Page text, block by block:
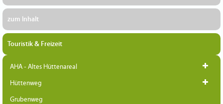
zum Inhalt
Touristik & Freizeit
AHA - Altes Hüttenareal
Hüttenweg
Grubenweg